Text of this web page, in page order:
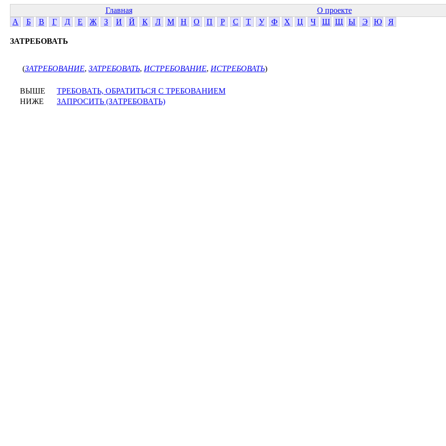
Главная О проекте
А
Б В Г Д Е Ж З И Й К Л М Н О П Р С Т У Ф Х Ц Ч Ш Щ Ы Э Ю Я
ЗАТРЕБОВАТЬ
(ЗАТРЕБОВАНИЕ, ЗАТРЕБОВАТЬ, ИСТРЕБОВАНИЕ, ИСТРЕБОВАТЬ)
ВЫШЕ
ТРЕБОВАТЬ, ОБРАТИТЬСЯ С ТРЕБОВАНИЕМ
НИЖЕ
ЗАПРОСИТЬ (ЗАТРЕБОВАТЬ)